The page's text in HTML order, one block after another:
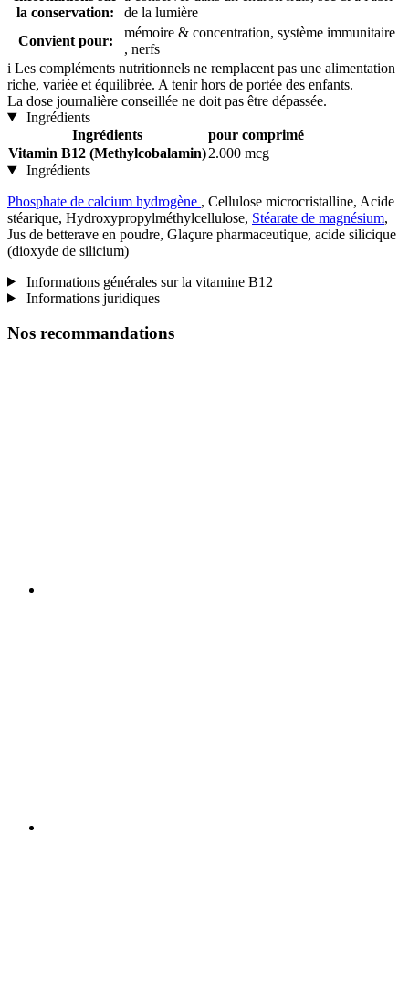
la conservation:
de la lumière
Convient pour:
mémoire & concentration, système immunitaire
, nerfs
i Les compléments nutritionnels ne remplacent pas une alimentation
riche, variée et équilibrée. A tenir hors de portée des enfants.
La dose journalière conseillée ne doit pas être dépassée.
Ingrédients
Ingrédients
pour comprimé
Vitamin B12 (Methylcobalamin)2.000 mcg
Ingrédients
Phosphate de calcium hydrogène , Cellulose microcristalline, Acide
stéarique, Hydroxypropylméthylcellulose, Stéarate de magnésium,
Jus de betterave en poudre, Glaçure pharmaceutique, acide silicique
(dioxyde de silicium)
Informations générales sur la vitamine B12
Informations juridiques
Nos recommandations